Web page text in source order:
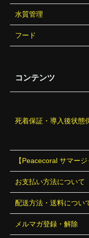
水質管理
フード
コンテンツ
死着保証・導入後状態
【Peacecoral サマー
お支払い方法について
配送方法・送料につい
メルマガ登録・解除